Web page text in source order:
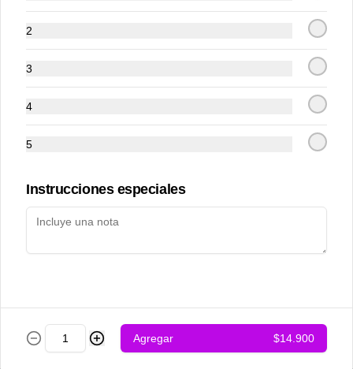
Achari chicken
$12.500 $12.500
2
3
4
5
Instrucciones especiales
Agregar $14.900